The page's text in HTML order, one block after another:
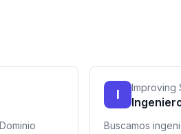
I Improving
Buscamos